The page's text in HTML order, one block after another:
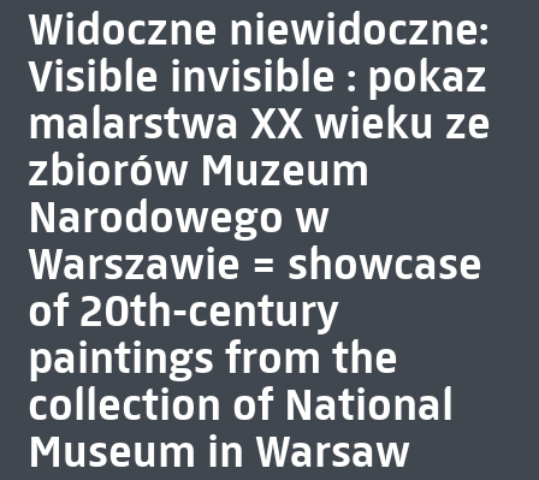
Widoczne niewidoczne:
Visible invisible : pokaz
malarstwa XX wieku ze
zbiorów Muzeum
Narodowego w
Warszawie = showcase
of 20th-century
paintings from the
collection of National
Museum in Warsaw